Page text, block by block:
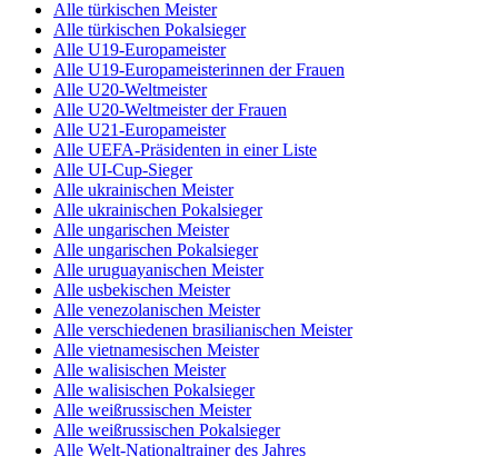
Alle türkischen Meister
Alle türkischen Pokalsieger
Alle U19-Europameister
Alle U19-Europameisterinnen der Frauen
Alle U20-Weltmeister
Alle U20-Weltmeister der Frauen
Alle U21-Europameister
Alle UEFA-Präsidenten in einer Liste
Alle UI-Cup-Sieger
Alle ukrainischen Meister
Alle ukrainischen Pokalsieger
Alle ungarischen Meister
Alle ungarischen Pokalsieger
Alle uruguayanischen Meister
Alle usbekischen Meister
Alle venezolanischen Meister
Alle verschiedenen brasilianischen Meister
Alle vietnamesischen Meister
Alle walisischen Meister
Alle walisischen Pokalsieger
Alle weißrussischen Meister
Alle weißrussischen Pokalsieger
Alle Welt-Nationaltrainer des Jahres